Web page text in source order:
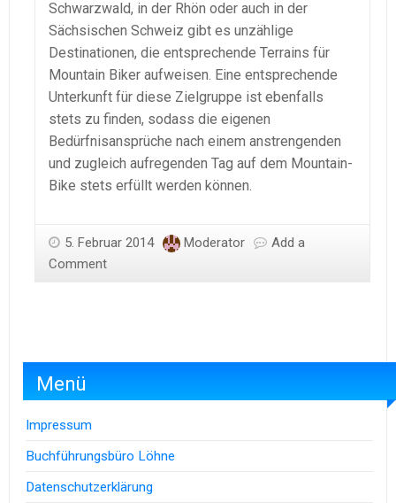
Schwarzwald, in der Rhön oder auch in der
Sächsischen Schweiz gibt es unzählige
Destinationen, die entsprechende Terrains für
Mountain Biker aufweisen. Eine entsprechende
Unterkunft für diese Zielgruppe ist ebenfalls
stets zu finden, sodass die eigenen
Bedürfnisansprüche nach einem anstrengenden
und zugleich aufregenden Tag auf dem Mountain-
Bike stets erfüllt werden können.
5. Februar 2014 Moderator
Add a
Comment
Menü
Impressum
Buchführungsbüro Löhne
Datenschutzerklärung